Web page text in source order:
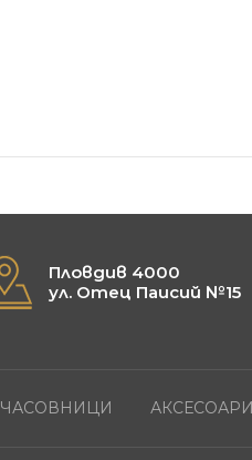
Пловдив 4000
ул. Отец Паисий №15
ЧАСОВНИЦИ АКСЕСОАРИ